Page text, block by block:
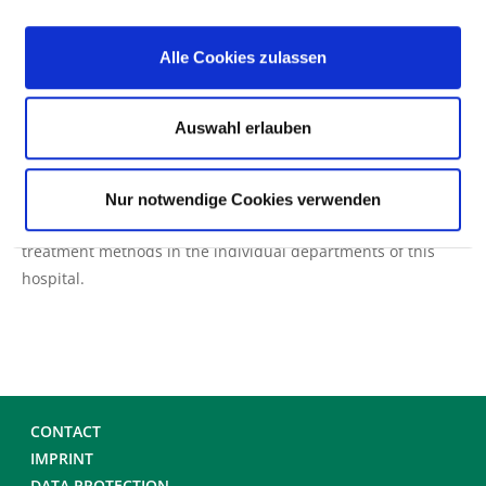
Alle Cookies zulassen
Auswahl erlauben
Nur notwendige Cookies verwenden
Note: If the search for a disease or treatment method does
not produce a hit, this may be because the word you are
looking for is not available in the database. The database is
mainly based on medical terminology (ICD/OPS). Then try a
search word synonym.
Tip: You can search specifically for treated diseases and
treatment methods in the individual departments of this
hospital.
CONTACT
IMPRINT